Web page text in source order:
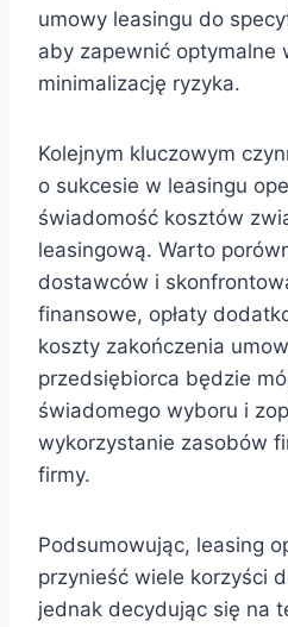
umowy leasingu do
aby zapewnić optymalne
minimalizację ryzyka.
Kolejnym kluczowym
o sukcesie w leasingu
świadomość kosztów
leasingową. Warto
dostawców i
finansowe, opłaty
koszty zakończenia
przedsiębiorca będzie
świadomego wyboru i
wykorzystanie zasobów
firmy.
Podsumowując, leasing
przynieść wiele korzyści
jednak decydując się na